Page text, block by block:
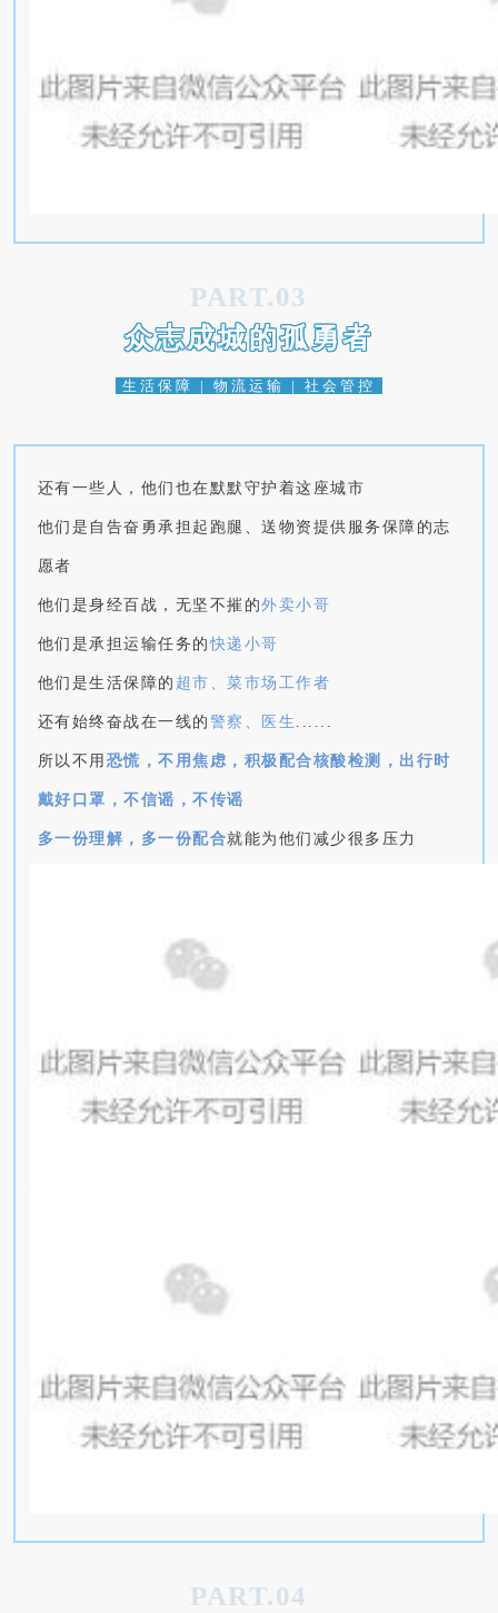
PART.03
众志成城的孤勇者
生活保障 | 物流运输 | 社会管控
还有一些人，他们也在默默守护着这座城市
他们是自告奋勇承担起跑腿、送物资提供服务保障的志
愿者
他们是身经百战，无坚不摧的外卖小哥
他们是承担运输任务的快递小哥
他们是生活保障的 超市、菜市场工作者
还有始终奋战在一线的 警察、医生
所以不用 恐慌，不用焦虑，积极配合核酸检测，出行时
戴好口罩，不信谣，不传谣
多一份理解，多一份配合就能为他们减少很多压力
PART.04